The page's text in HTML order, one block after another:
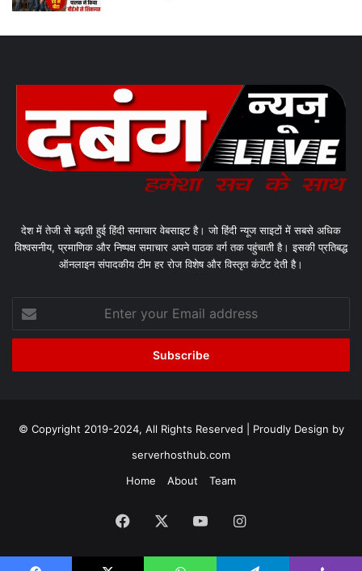
देश में तेजी से बढ़ती हुई हिंदी समाचार वेबसाइट है। जो हिंदी न्यूज साइटों में सबसे अधिक
विश्वसनीय, प्रमाणिक और निष्पक्ष समाचार अपने पाठक वर्ग तक पहुंचाती है। इसकी प्रतिबद्ध
ऑनलाइन संपादकीय टीम हर रोज विशेष और विस्तृत कंटेंट देती है।
your
Email
© Copyright 2019-2024, All Rights Reserved | Proudly Design by
serverhosthub.com
Home
About Team
Facebook YouTubeInstagram